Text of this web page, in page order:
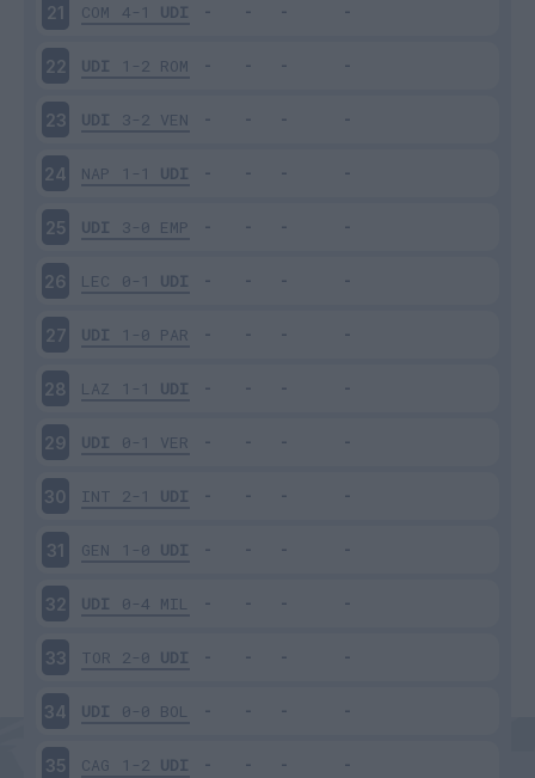
21 COM 4-1 UDI
22 UDI 1-2 ROM
23 UDI 3-2 VEN
24 NAP 1-1 UDI
25 UDI 3-0 EMP
26 LEC 0-1 UDI
27 UDI 1-0 PAR
28 LAZ 1-1 UDI
29 UDI 0-1 VER
30 INT 2-1 UDI
31 GEN 1-0 UDI
32 UDI 0-4 MIL
33 TOR 2-0 UDI
34 UDI 0-0 BOL
35 CAG 1-2 UDI